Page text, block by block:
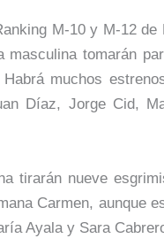
M-10 y M-12
tomarán
muchos
Díaz, Jorge Cid,
tirarán nueve
Carmen, aunque
Ayala y Sara